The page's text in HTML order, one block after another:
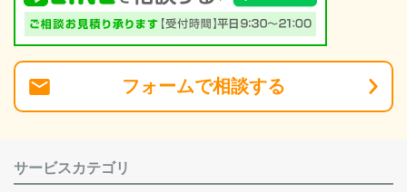
フォームで相談する
サービスカテゴリ